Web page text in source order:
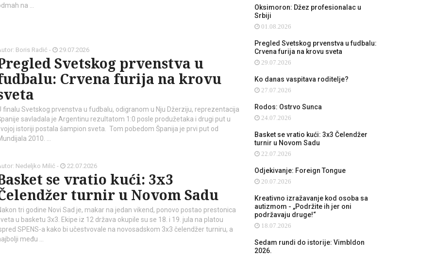
na …
Boris Radić - 29.07.2026
Svetskog prvenstva u
Crvena furija na krovu
finalu Svetskog prvenstva u fudbalu, odigranom u Nju Džerziju, reprezentacija
savladala je Argentinu rezultatom 1:0 posle produžetaka i drugi put u
istoriji postala šampion sveta. Tom pobedom Španija je prvi put od
2010. …
Nedeljko Milić - 22.07.2026
se vratio kući: 3x3
turnir u Novom Sadu
tri godine Novi Sad je, makar na jedan vikend, ponovo postao prestonica
u basketu 3x3. Ekipe iz 12 država okupile su se 18. i 19. jula na platou
SPENS-a kako bi učestvovale na novosadskom 3x3 čelendžer turniru, a
među …
Oksimoron: Džez profesionalac u
Srbiji
01.08.2026
Pregled Svetskog prvenstva u fudbalu:
Crvena furija na krovu sveta
29.07.2026
Ko danas vaspitava roditelje?
27.07.2026
Rodos: Ostrvo Sunca
24.07.2026
Basket se vratio kući: 3x3 Čelendžer
turnir u Novom Sadu
22.07.2026
Odjekivanje: Foreign Tongue
20.07.2026
Kreativno izražavanje kod osoba sa
autizmom - „Podržite ih jer oni
podržavaju druge!“
18.07.2026
Sedam rundi do istorije: Vimbldon
2026.